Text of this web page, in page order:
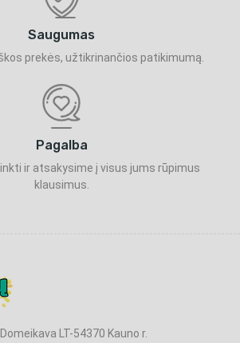
Saugumas
prekės, užtikrinančios patikimumą.
Pagalba
ir atsakysime į visus jums rūpimus
klausimus.
LT-54370 Kauno r.